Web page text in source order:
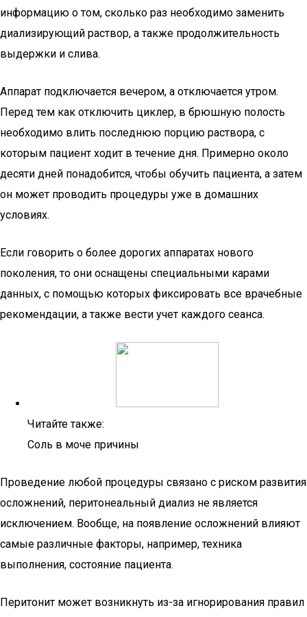
информацию о том, сколько раз необходимо заменить
диализирующий раствор, а также продолжительность
выдержки и слива.
Аппарат подключается вечером, а отключается утром.
Перед тем как отключить циклер, в брюшную полость
необходимо влить последнюю порцию раствора, с
которым пациент ходит в течение дня. Примерно около
десяти дней понадобится, чтобы обучить пациента, а затем
он может проводить процедуры уже в домашних
условиях.
Если говорить о более дорогих аппаратах нового
поколения, то они оснащены специальными карами
данных, с помощью которых фиксировать все врачебные
рекомендации, а также вести учет каждого сеанса.
Читайте также:
Соль в моче причины
Проведение любой процедуры связано с риском развития
осложнений, перитонеальный диализ не является
исключением. Вообще, на появление осложнений влияют
самые различные факторы, например, техника
выполнения, состояние пациента.
Перитонит может возникнуть из-за игнорирования правил